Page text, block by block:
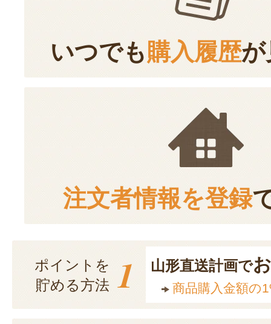
いつでも購入履歴が
注文者情報を登録
ポイントを
貯める方法 1 山形直送計画で
商品購入金額の